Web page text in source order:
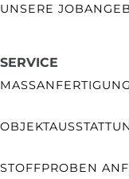
UNSERE
SERVICE
STOFFPROBEN